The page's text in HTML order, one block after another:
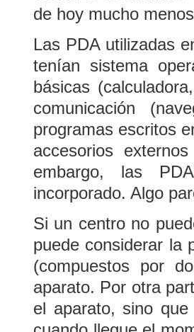
de hoy mucho
Las PDA utilizadas
tenían sistema
básicas
comunicación
programas escritos
accesorios
embargo, las
incorporado. Algo
Si un centro no
puede considerar la
(compuestos por
aparato. Por otra
el aparato, sino